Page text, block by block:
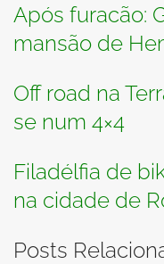
Após furacão:
mansão de
Off road na
se num 4×4
Filadélfia de
na cidade de
Posts